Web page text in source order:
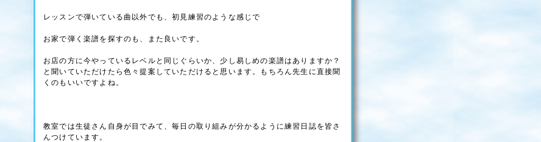
レッスンで弾いている曲以外でも、初見練習のような感じで
お家で弾く楽譜を探すのも、また良いです。
お店の方に今やっているレベルと同じぐらいか、少し易しめの楽譜はありますか？
と聞いていただけたら色々提案していただけると思います。もちろん先生に直接聞
くのもいいですよね。
教室では生徒さん自身が目でみて、毎日の取り組みが分かるように練習日誌を皆さ
んつけています。